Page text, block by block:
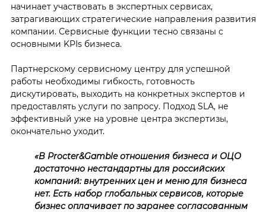
начинает участвовать в экспертных сервисах,
затрагивающих стратегические направления развития
компании. Сервисные функции тесно связаны с
основными KPIs бизнеса.
Партнерскому сервисному центру для успешной
работы необходимы гибкость, готовность
дискутировать, выходить на конкретных экспертов и
предоставлять услуги по запросу. Подход SLA, не
эффективный уже на уровне центра экспертизы,
окончательно уходит.
«В Procter&Gamble отношения бизнеса и ОЦО
достаточно нестандартны для российских
компаний: внутренних цен и меню для бизнеса
нет. Есть набор глобальных сервисов, которые
бизнес оплачивает по заранее согласованным